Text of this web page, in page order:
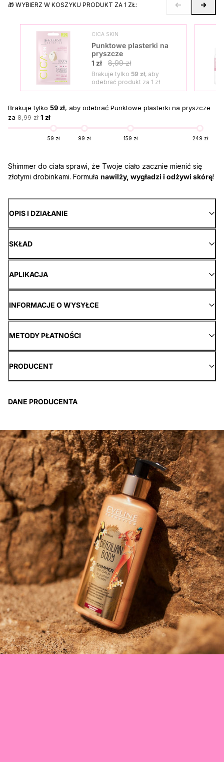
🎁 WYBIERZ W KOSZYKU PRODUKT ZA 1 ZŁ:
CICA SKIN
Punktowe plasterki na
pryszcze
1 zł
8,99 zł
Brakuje tylko 59 zł, aby
odebrać produkt za 1 zł
Brakuje tylko 59 zł, aby odebrać Punktowe plasterki na pryszcze
za 8,99 zł 1 zł
59 zł 99 zł 159 zł 249 zł
Shimmer do ciała sprawi, że Twoje ciało zacznie mienić się
złotymi drobinkami. Formuła nawilży, wygładzi i odżywi skórę!
OPIS I DZIAŁANIE
SKŁAD
APLIKACJA
INFORMACJE O WYSYŁCE
METODY PŁATNOŚCI
PRODUCENT
DANE PRODUCENTA